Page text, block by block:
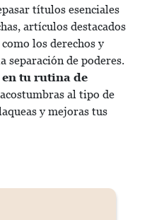
títulos esenciales
artículos destacados
los derechos y
separación de poderes.
tu rutina de
al tipo de
y mejoras tus